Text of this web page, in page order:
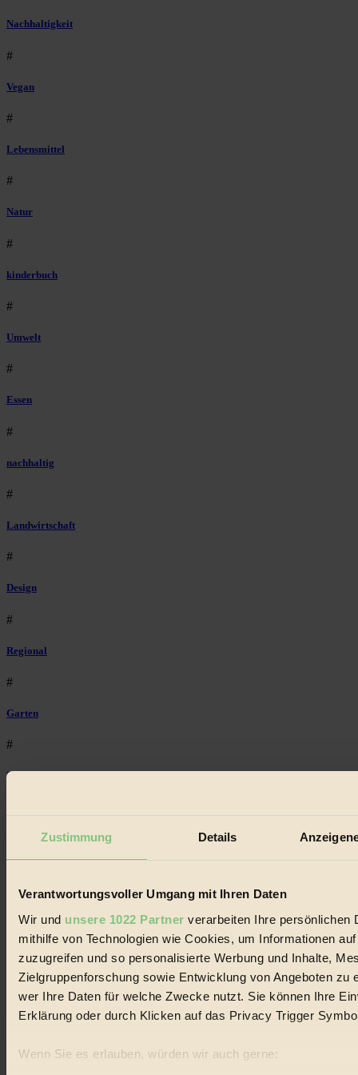
Zustimmung Details
Verantwortungsvoller Umgang mit Ihren Daten
Wir und unsere 1022 Partner verarbeiten Ihre persönlichen
mithilfe von Technologien wie Cookies, um Informationen
zuzugreifen und so personalisierte Werbung und Inhalte,
Zielgruppenforschung sowie Entwicklung von Angeboten zu
wer Ihre Daten für welche Zwecke nutzt. Sie können Ihre
Erklärung oder durch Klicken auf das Privacy Trigger
Wenn Sie es erlauben, würden wir auch gerne:
Nachhaltigkeit
#
Vegan
#
Lebensmittel
#
Natur
#
kinderbuch
#
Umwelt
#
Essen
#
nachhaltig
#
Landwirtschaft
#
Design
#
Regional
#
Garten
#
Recycling
Eco Fashion
Illustration
Niederösterreich